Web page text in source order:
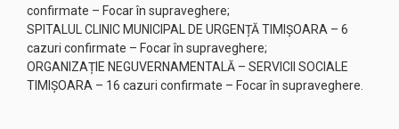
confirmate – Focar în supraveghere;
SPITALUL CLINIC MUNICIPAL DE URGENȚĂ TIMIȘOARA – 6
cazuri confirmate – Focar în supraveghere;
ORGANIZAȚIE NEGUVERNAMENTALĂ – SERVICII SOCIALE
TIMIȘOARA – 16 cazuri confirmate – Focar în supraveghere.